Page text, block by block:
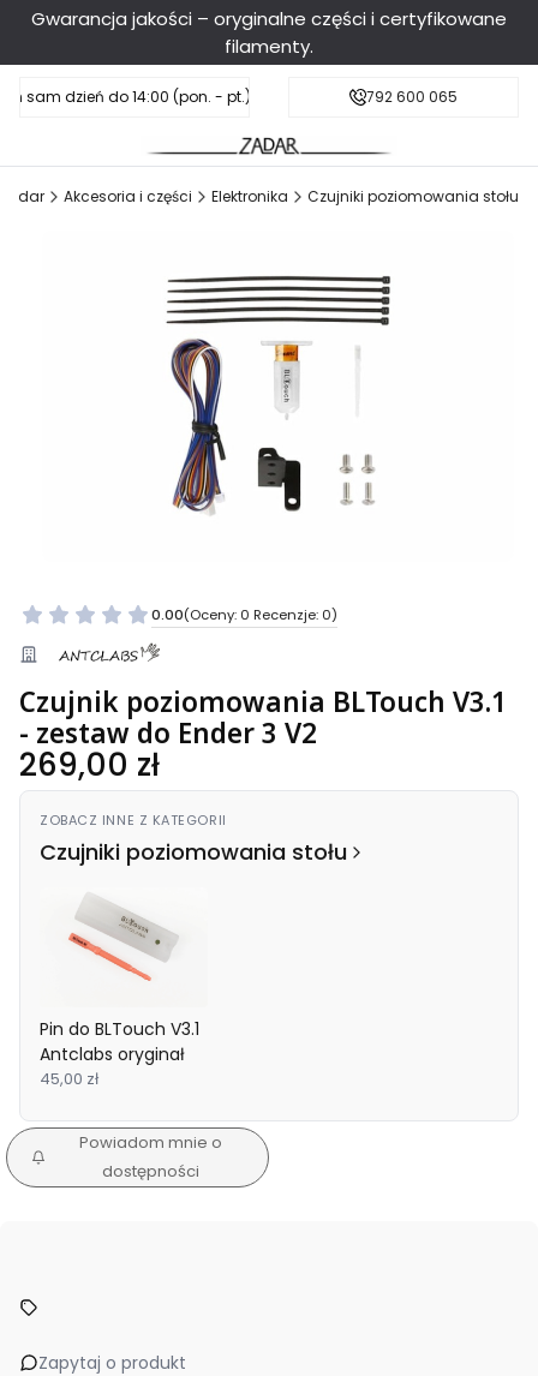
Gwarancja jakości – oryginalne części i certyfikowane
filamenty.
sam dzień do 14:00 (pon. - pt.), sobota do 11:00Darmowa dostawa od 199 zł
792 600 065
Zadar Akcesoria i części Elektronika Czujniki poziomowania stołu
0.00(Oceny: 0 Recenzje: 0)
Czujnik poziomowania BLTouch V3.1
- zestaw do Ender 3 V2
Cena
269,00 zł
ZOBACZ INNE Z KATEGORII
Czujniki poziomowania stołu
Pin do BLTouch V3.1
Antclabs oryginał
45,00 zł
Powiadom mnie o
dostępności
Zapytaj o produkt